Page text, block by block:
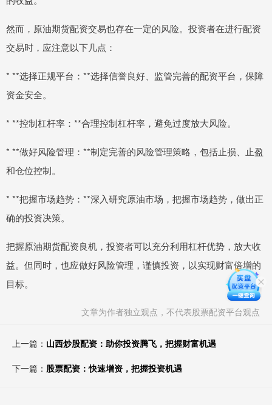
然而，原油期货配资交易也存在一定的风险。投资者在进行配资
交易时，应注意以下几点：
* **选择正规平台：**选择信誉良好、监管完善的配资平台，保障
资金安全。
* **控制杠杆率：**合理控制杠杆率，避免过度放大风险。
* **做好风险管理：**制定完善的风险管理策略，包括止损、止盈
和仓位控制。
* **把握市场趋势：**深入研究原油市场，把握市场趋势，做出正
确的投资决策。
把握原油期货配资良机，投资者可以充分利用杠杆优势，放大收
益。但同时，也应做好风险管理，谨慎投资，以实现财富倍增的
目标。
文章为作者独立观点，不代表股票配资平台观点
上一篇： 山西炒股配资：助你投资腾飞，把握财富机遇
下一篇： 股票配资：快速增资，把握投资机遇